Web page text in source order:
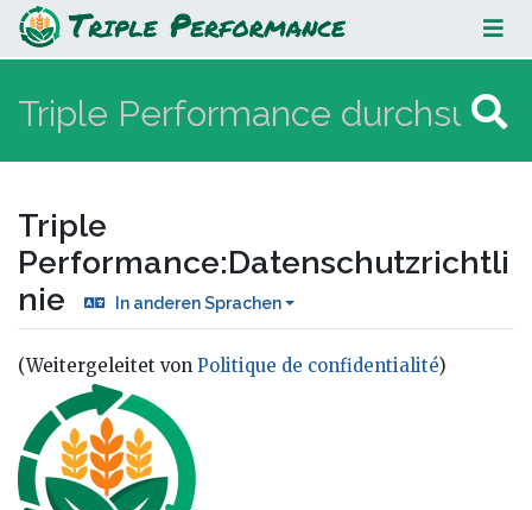
Datenschutzrichtlinie
Triple
Performance:Datenschutzrichtli
nie
In anderen Sprachen
(Weitergeleitet von Politique de confidentialité)
Wechseln zu:Navigation